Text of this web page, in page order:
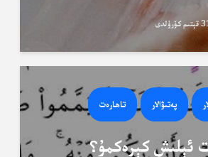
كۆرۈلدى
پەتىۋالار تاھارەت
ئېلىش كېرەكمۇ؟